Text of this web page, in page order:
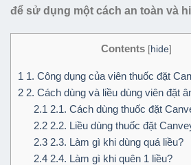
để sử dụng một cách an toàn và
Contents [hide]
1 1. Công dụng của viên thuốc đặt
2 2. Cách dùng và liều dùng viên đặt
2.1 2.1. Cách dùng thuốc đặt
2.22.2. Liều dùng thuốc đặt
2.32.3. Làm gì khi dùng quá liều?
2.42.4. Làm gì khi quên 1 liều?